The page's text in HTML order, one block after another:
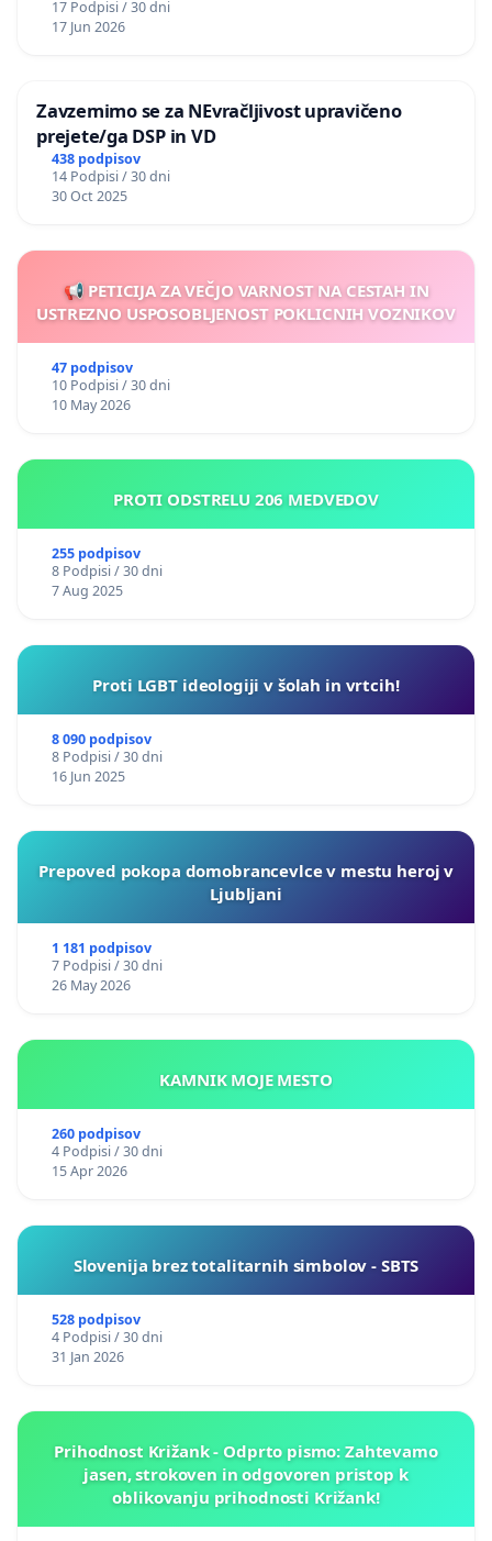
17 Podpisi / 30 dni
17 Jun 2026
Zavzemimo se za NEvračljivost upravičeno
prejete/ga DSP in VD
438 podpisov
14 Podpisi / 30 dni
30 Oct 2025
📢 PETICIJA ZA VEČJO VARNOST NA CESTAH IN
USTREZNO USPOSOBLJENOST POKLICNIH VOZNIKOV
47 podpisov
10 Podpisi / 30 dni
10 May 2026
PROTI ODSTRELU 206 MEDVEDOV
255 podpisov
8 Podpisi / 30 dni
7 Aug 2025
Proti LGBT ideologiji v šolah in vrtcih!
8 090 podpisov
8 Podpisi / 30 dni
16 Jun 2025
Prepoved pokopa domobrancevlce v mestu heroj v
Ljubljani
1 181 podpisov
7 Podpisi / 30 dni
26 May 2026
KAMNIK MOJE MESTO
260 podpisov
4 Podpisi / 30 dni
15 Apr 2026
Slovenija brez totalitarnih simbolov - SBTS
528 podpisov
4 Podpisi / 30 dni
31 Jan 2026
Prihodnost Križank - Odprto pismo: Zahtevamo
jasen, strokoven in odgovoren pristop k
oblikovanju prihodnosti Križank!